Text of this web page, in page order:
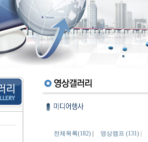
전체목록(182)| 영상캠프 (131)